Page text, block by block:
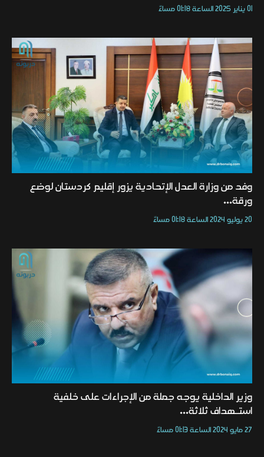
01 يناير 2025 الساعة 01:18 مساءً
وفد من وزارة العدل الإتحادية يزور إقليم كردستان لوضع
ورقة...
20 يوليو 2024 الساعة 01:18 مساءً
وزير الداخلية يوجه جملة من الإجراءات على خلفية
استـهداف ثلاثة...
27 مايو 2024 الساعة 01:13 مساءً